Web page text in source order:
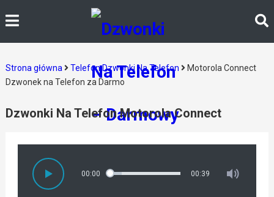
Strona główna Telefon Dzwonki Na Telefon
Motorola Connect
Dzwonek na Telefon za Darmo
Dzwonki Na Telefon Motorola Connect
00:00 00:39